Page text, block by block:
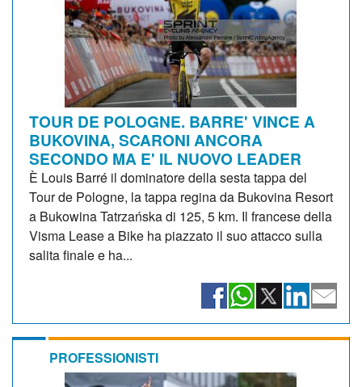
TOUR DE POLOGNE. BARRE' VINCE A
BUKOVINA, SCARONI ANCORA
SECONDO MA E' IL NUOVO LEADER
È Louis Barré il dominatore della sesta tappa del
Tour de Pologne, la tappa regina da Bukovina Resort
a Bukowina Tatrzańska di 125, 5 km. Il francese della
Visma Lease a Bike ha piazzato il suo attacco sulla
salita finale e ha...
PROFESSIONISTI